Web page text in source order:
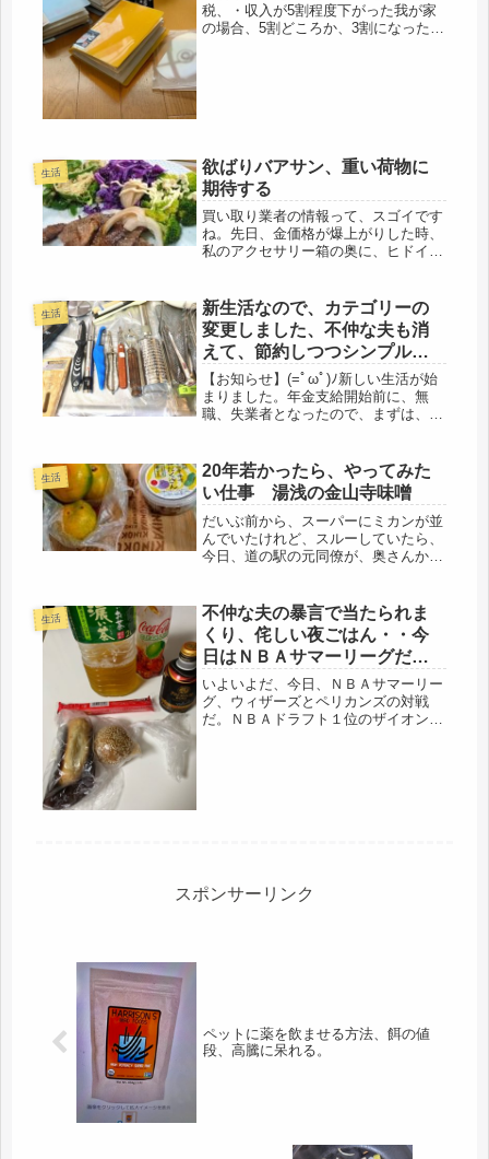
税、・収入が5割程度下がった我が家
の場合、5割どころか、3割になった。
生活
欲ばりバアサン、重い荷物に
期待する
買い取り業者の情報って、スゴイです
ね。先日、金価格が爆上がりした時、
私のアクセサリー箱の奥に、ヒドイ状
に査定してもらいました。その日は、
最高値だったらしく、「明日、下がる
と...
生活
新生活なので、カテゴリーの
変更しました、不仲な夫も消
えて、節約しつつシンプルラ
イフ満喫中。
【お知らせ】(=ﾟωﾟ)ﾉ新しい生活が始
まりました。年金支給開始前に、無
職、失業者となったので、まずは、節
えてね、ブログのカテゴリーも変更す
る事にしました。・シニアブログの...
生活
20年若かったら、やってみた
い仕事 湯浅の金山寺味噌
だいぶ前から、スーパーにミカンが並
んでいたけれど、スルーしていたら、
今日、道の駅の元同僚が、奥さんから
の湯浅に行かれた時のお土産で、和歌
山は、ミカンの本場だし・・・湯浅
は、...
生活
不仲な夫の暴言で当たられま
くり、侘しい夜ごはん・・今
日はＮＢＡサマーリーグだｗ
ｗ
いよいよだ、今日、ＮＢＡサマーリー
グ、ウィザーズとペリカンズの対戦
だ。ＮＢＡドラフト１位のザイオン
スポンサーリンク
ペットに薬を飲ませる方法、餌の値
段、高騰に呆れる。